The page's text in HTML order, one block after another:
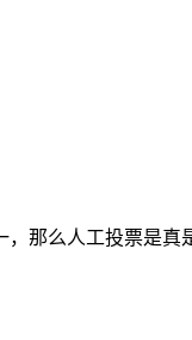
那么人工投票是真